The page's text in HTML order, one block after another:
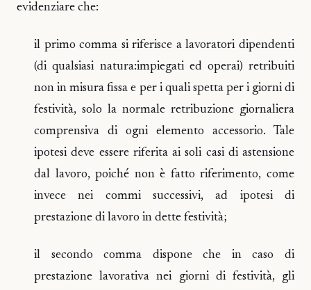
evidenziare che:
il primo comma si riferisce a lavoratori dipendenti
(di qualsiasi natura:impiegati ed operai) retribuiti
non in misura fissa e per i quali spetta per i giorni di
festività, solo la normale retribuzione giornaliera
comprensiva di ogni elemento accessorio. Tale
ipotesi deve essere riferita ai soli casi di astensione
dal lavoro, poiché non è fatto riferimento, come
invece nei commi successivi, ad ipotesi di
prestazione di lavoro in dette festività;
il secondo comma dispone che in caso di
prestazione lavorativa nei giorni di festività, gli